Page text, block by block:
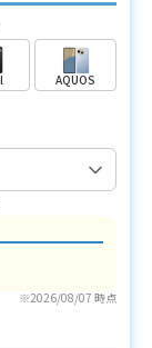
AQUOS
※2026/08/07 時点